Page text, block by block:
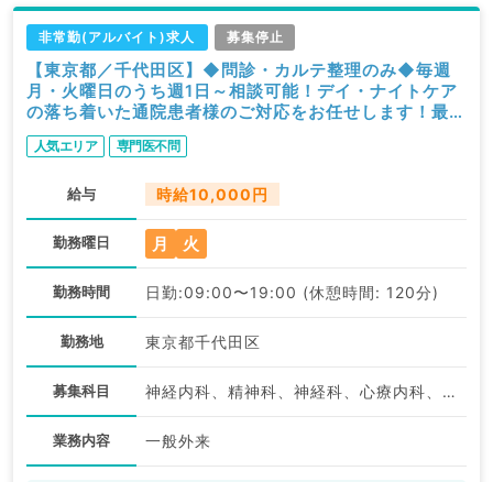
非常勤(アルバイト)求人 募集停止
【東京都／千代田区】◆問診・カルテ整理のみ◆毎週
月・火曜日のうち週1日～相談可能！デイ・ナイトケア
の落ち着いた通院患者様のご対応をお任せします！最寄
り駅より徒歩3分◎アクセス抜群のクリニック！（科目
不問／非常勤）
人気エリア 専門医不問
給与 時給10,000円
勤務曜日 月 火
勤務時間 日勤:09:00〜19:00 (休憩時間: 120分)
勤務地 東京都千代田区
募集科目 神経内科、精神科、神経科、心療内科、アレルギー科、リウマチ科、小児科、形成外科、美容外科、脳神経外科、呼吸器外科、心臓血管外科、小児外科、皮膚科、泌尿器科、産婦人科、産科、婦人科、眼科、耳鼻咽喉科、気管食道科、放射線科、リハビリテーション科、麻酔科、ペインクリニック、人工透析科、緩和ケア科、一般内科、循環器内科、呼吸器内科、消化器内科、内分泌・代謝内科、腎臓内科、老年内科、血液内科、外科系全般、一般外科、消化器外科、乳腺外科、総合診療科、美容皮膚科、健診・人間ドック、救急科・ＩＣＵ、病理科、基礎医学系、膠原病科、スポーツ整形外科、大腸・肛門外科、その他、産業医、科目不問
業務内容 一般外来